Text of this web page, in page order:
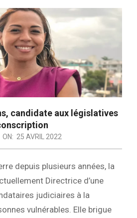
candidate aux législatives
ON: 25 AVRIL 2022
depuis plusieurs années, la
Directrice d’une
judiciaires à la
vulnérables. Elle brigue